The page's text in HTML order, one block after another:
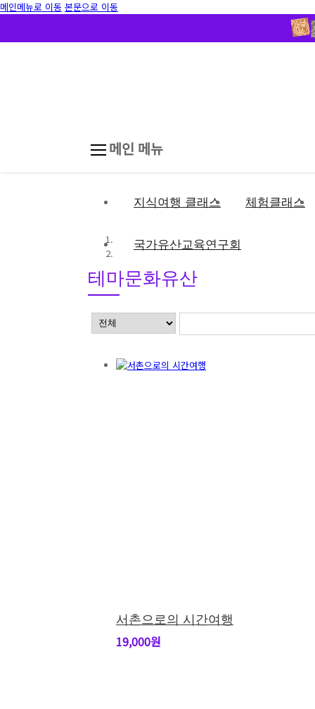
메인메뉴로 이동 본문으로 이동
테마문화유산
서촌으로의 시간여행
19,000원
메인 메뉴
지식여행 클래스 체험클래스
국가유산교육연구회